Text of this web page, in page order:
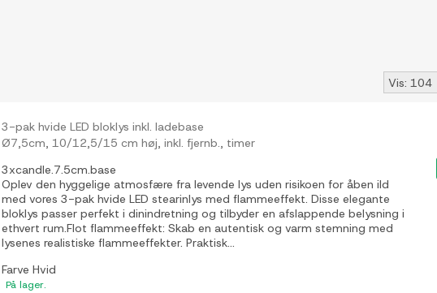
3-pak hvide LED bloklys inkl. ladebase
Ø7,5cm, 10/12,5/15 cm høj, inkl. fjernb., timer
3xcandle.7.5cm.base
Oplev den hyggelige atmosfære fra levende lys uden risikoen for åben ild
med vores 3-pak hvide LED stearinlys med flammeeffekt. Disse elegante
bloklys passer perfekt i dinindretning og tilbyder en afslappende belysning i
ethvert rum.Flot flammeeffekt: Skab en autentisk og varm stemning med
lysenes realistiske flammeeffekter. Praktisk...
FarveHvid
På lager.